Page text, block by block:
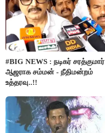
#BIG NEWS : நடிகர் சரத்குமார்
ஆஜராக சம்மன் - நீதிமன்றம்
உத்தரவு..!!